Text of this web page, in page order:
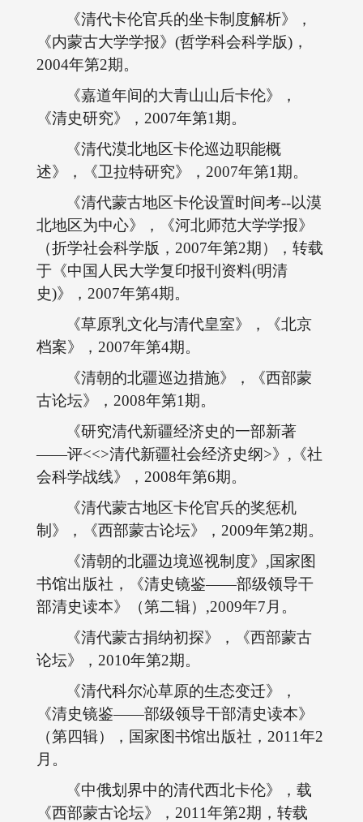
《清代卡伦官兵的坐卡制度解析》，
《内蒙古大学学报》(哲学科会科学版)，
2004年第2期。
《嘉道年间的大青山山后卡伦》，
《清史研究》，2007年第1期。
《清代漠北地区卡伦巡边职能概
述》，《卫拉特研究》，2007年第1期。
《清代蒙古地区卡伦设置时间考--以漠
北地区为中心》，《河北师范大学学报》
（折学社会科学版，2007年第2期），转载
于《中国人民大学复印报刊资料(明清
史)》，2007年第4期。
《草原乳文化与清代皇室》，《北京
档案》，2007年第4期。
《清朝的北疆巡边措施》，《西部蒙
古论坛》，2008年第1期。
《研究清代新疆经济史的一部新著
――评<<>清代新疆社会经济史纲>》,《社
会科学战线》，2008年第6期。
《清代蒙古地区卡伦官兵的奖惩机
制》，《西部蒙古论坛》，2009年第2期。
《清朝的北疆边境巡视制度》,国家图
书馆出版社，《清史镜鉴――部级领导干
部清史读本》（第二辑）,2009年7月。
《清代蒙古捐纳初探》，《西部蒙古
论坛》，2010年第2期。
《清代科尔沁草原的生态变迁》，
《清史镜鉴――部级领导干部清史读本》
（第四辑），国家图书馆出版社，2011年2
月。
《中俄划界中的清代西北卡伦》，载
《西部蒙古论坛》，2011年第2期，转载